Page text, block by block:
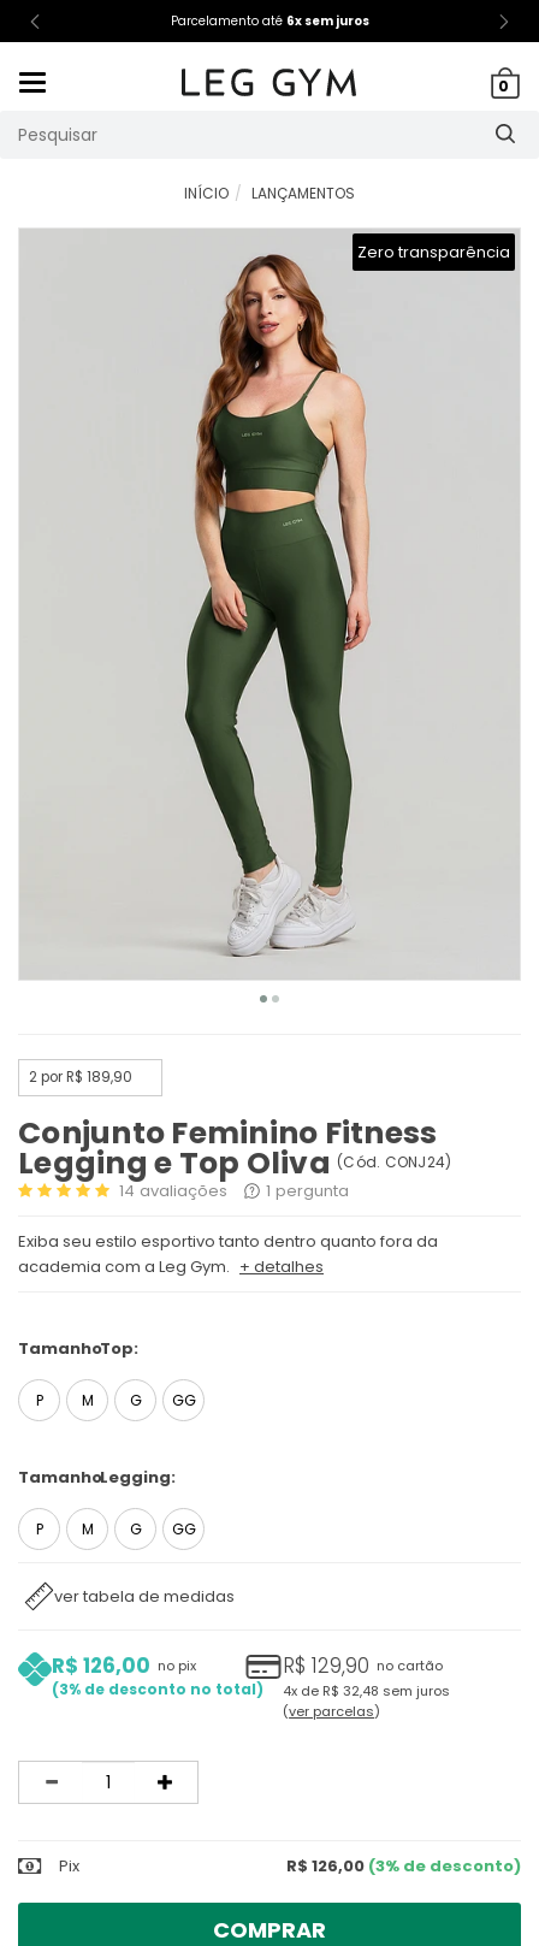
Parcelamento até 6x sem juros
0
INÍCIO LANÇAMENTOS
Zero transparência
2 por R$ 189,90
Conjunto Feminino Fitness
Legging e Top Oliva (Cód. CONJ24)
14 avaliações 1 pergunta
Exiba seu estilo esportivo tanto dentro quanto fora da
academia com a Leg Gym. + detalhes
Top:
Tamanho
P M G GG
Legging:
Tamanho
P M G GG
ver tabela de medidas
R$ 126,00
3%
no pix R$ 129,90 no cartão
4x de R$ 32,48 sem juros
ver parcelas
Quantidade
Pix R$ 126,00 (3% de desconto)
COMPRAR